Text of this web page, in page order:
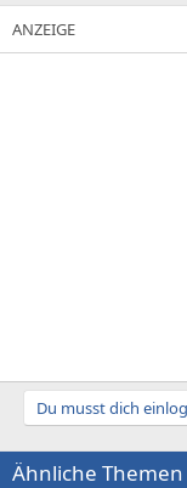
Du musst dich
Ähnliche Themen